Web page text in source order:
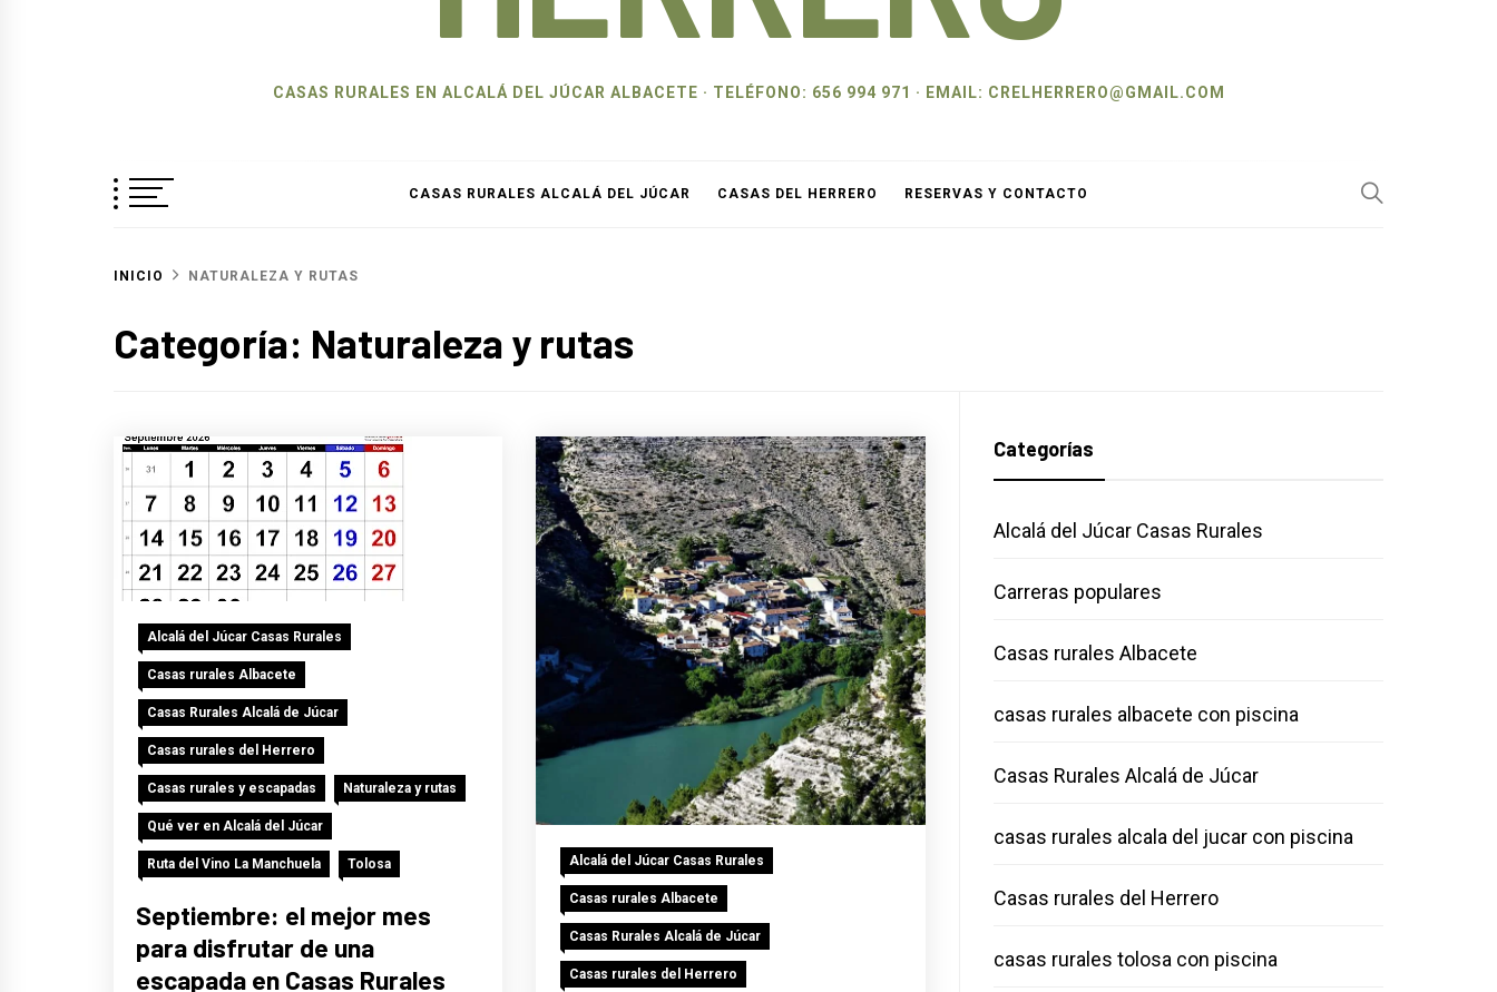
CASAS RURALES EN ALCALÁ DEL JÚCAR ALBACETE · TELÉFONO: 656 994 971 · EMAIL: CRELHERRERO@GMAIL.COM
CASAS RURALES ALCALÁ DEL JÚCAR CASAS DEL HERRERO RESERVAS Y CONTACTO
INICIO NATURALEZA Y RUTAS
Categoría: Naturaleza y rutas
Alcalá del Júcar Casas Rurales
Casas rurales Albacete
Casas Rurales Alcalá de Júcar
Casas rurales del Herrero
Casas rurales y escapadas Naturaleza y rutas
Qué ver en Alcalá del Júcar
Ruta del Vino La Manchuela Tolosa
Septiembre: el mejor mes
para disfrutar de una
escapada en Casas Rurales
Alcalá del Júcar Casas Rurales
Casas rurales Albacete
Casas Rurales Alcalá de Júcar
Casas rurales del Herrero
Categorías
Alcalá del Júcar Casas Rurales
Carreras populares
Casas rurales Albacete
casas rurales albacete con piscina
Casas Rurales Alcalá de Júcar
casas rurales alcala del jucar con piscina
Casas rurales del Herrero
casas rurales tolosa con piscina